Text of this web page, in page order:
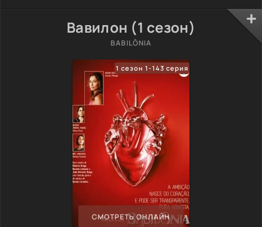
Вавилон (1 сезон)
BABILÔNIA
1 сезон 1-143 серия
СМОТРЕТЬ ОНЛАЙН